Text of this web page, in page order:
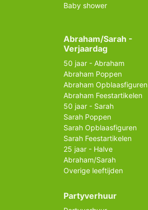
Baby shower
Abraham/Sarah -
Verjaardag
50 jaar - Abraham
Abraham Poppen
Abraham Opblaasfiguren
Abraham Feestartikelen
50 jaar - Sarah
Sarah Poppen
Sarah Opblaasfiguren
Sarah Feestartikelen
25 jaar - Halve
Abraham/Sarah
Overige leeftijden
Partyverhuur